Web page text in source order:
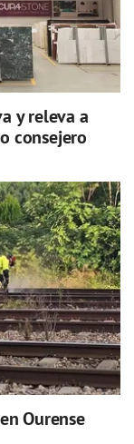
y releva a
consejero
Ourense